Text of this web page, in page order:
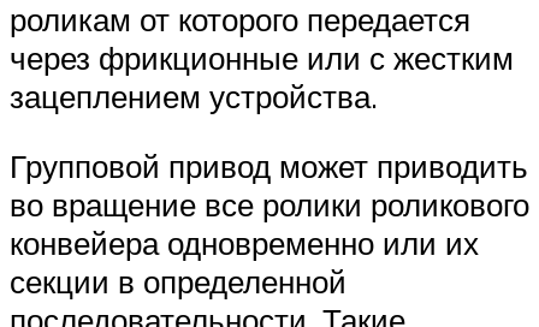
роликам от которого передается
через фрикционные или с жестким
зацеплением устройства.
Групповой привод может приводить
во вращение все ролики роликового
конвейера одновременно или их
секции в определенной